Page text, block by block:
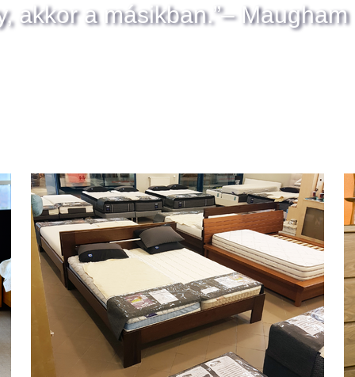
akkor a másikban.”– Maugham